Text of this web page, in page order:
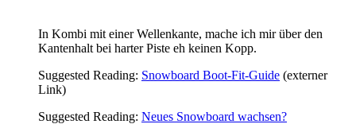
In Kombi mit einer Wellenkante, mache ich mir über den
Kantenhalt bei harter Piste eh keinen Kopp.
Suggested Reading: Snowboard Boot-Fit-Guide (externer
Link)
Suggested Reading: Neues Snowboard wachsen?